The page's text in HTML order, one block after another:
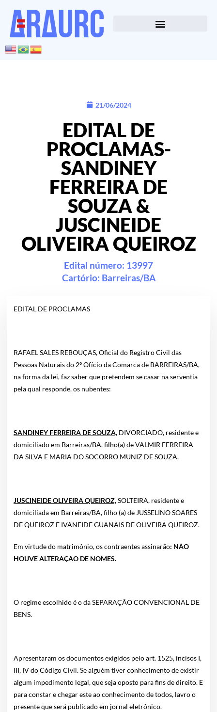
21/06/2024
EDITAL DE
PROCLAMAS-
SANDINEY
FERREIRA DE
SOUZA &
JUSCINEIDE
OLIVEIRA QUEIROZ
Edital número: 13997
Cartório: Barreiras/BA
EDITAL DE PROCLAMAS
RAFAEL SALES REBOUÇAS, Oficial do Registro Civil das
Pessoas Naturais do 2º Ofício da Comarca de BARREIRAS/BA,
na forma da lei, faz saber que pretendem se casar na serventia
pela qual responde, os nubentes:
SANDINEY FERREIRA DE SOUZA, DIVORCIADO, residente e
domiciliado em Barreiras/BA, filho(a) de VALMIR FERREIRA
DA SILVA E MARIA DO SOCORRO MUNIZ DE SOUZA.
JUSCINEIDE OLIVEIRA QUEIROZ,SOLTEIRA, residente e
domiciliada em Barreiras/BA, filho (a) de JUSSELINO SOARES
DE QUEIROZ E IVANEIDE GUANAIS DE OLIVEIRA QUEIROZ.
Em virtude do matrimônio, os contraentes assinarão: NÃO
HOUVE ALTERAÇÃO DE NOMES.
O regime escolhido é o da SEPARAÇÃO CONVENCIONAL DE
BENS.
Apresentaram os documentos exigidos pelo art. 1525, incisos I,
III, IV do Código Civil. Se alguém tiver conhecimento de existir
algum impedimento legal, que seja oposto para fins de direito. E
para constar e chegar este ao conhecimento de todos, lavro o
presente que será publicado em jornal eletrônico.